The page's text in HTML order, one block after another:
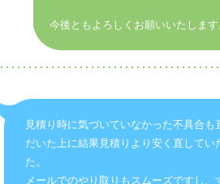
今後ともよろしくお願いいたしま
見積り時に気づいていなかった不具合も
だいた上に結果見積りより安く直してい
た。
メールでのやり取りもスムーズですし、